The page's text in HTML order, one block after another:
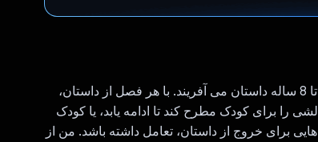
سرزمین داستان بازی ای است که برای کودکان 3 تا 8 ساله داستان می آفریند. با هر فصل از داستان،
را برای کودک مطرح کند تا ادامه یابد، یا کودک
هایی برای خروج از داستان، تعامل داشته باشد. من از